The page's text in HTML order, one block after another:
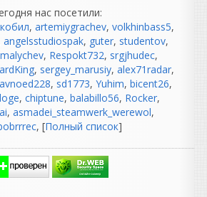
7 винды кейген
за вами!
в19:58
фака?
ГТА сан
нас посетили:
, artemiygrachev, volkhinbass5,
angelsstudiospak, guter, studentov,
, Respokt732, srgjhudec,
, sergey_marusiy, alex71radar,
, sd1773, Yuhim, bicent26,
, chiptune, balabillo56, Rocker,
, asmadei_steamwerk_werewol,
, [Полный список]